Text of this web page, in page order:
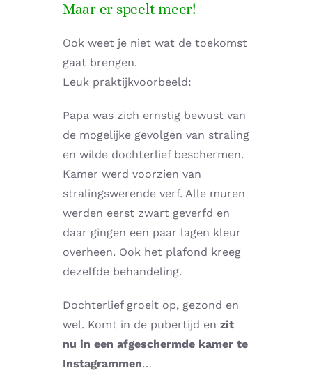
Maar er speelt meer!
Ook weet je niet wat de toekomst
gaat brengen.
Leuk praktijkvoorbeeld:
Papa was zich ernstig bewust van
de mogelijke gevolgen van straling
en wilde dochterlief beschermen.
Kamer werd voorzien van
stralingswerende verf. Alle muren
werden eerst zwart geverfd en
daar gingen een paar lagen kleur
overheen. Ook het plafond kreeg
dezelfde behandeling.
Dochterlief groeit op, gezond en
wel. Komt in de pubertijd en zit
nu in een afgeschermde kamer te
Instagrammen…